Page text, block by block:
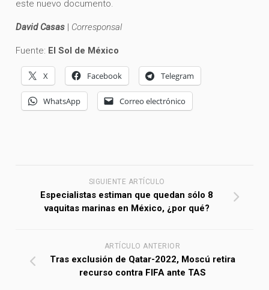
este nuevo documento.
David Casas | Corresponsal
Fuente: El Sol de México
X Facebook Telegram
WhatsApp Correo electrónico
SIGUIENTE ARTÍCULO
Especialistas estiman que quedan sólo 8
vaquitas marinas en México, ¿por qué?
ARTÍCULO ANTERIOR
Tras exclusión de Qatar-2022, Moscú retira
recurso contra FIFA ante TAS